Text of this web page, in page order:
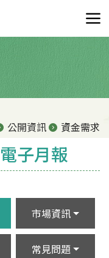
公開資訊 資金需求
子月報
市場資訊
常見問題